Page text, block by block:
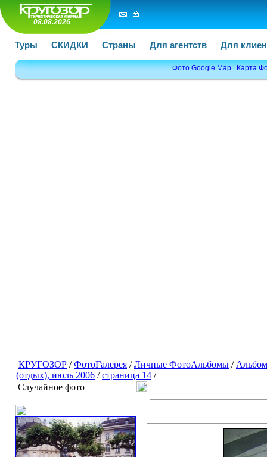
08.08.2026
Туры СКИДКИ Страны Для агентств Для
Фото Google Map Карта
КРУГОЗОР /ФотоГалерея /Личные ФотоАльбомы /
(отдых), июль 2006 /страница 14 /
Случайное фото